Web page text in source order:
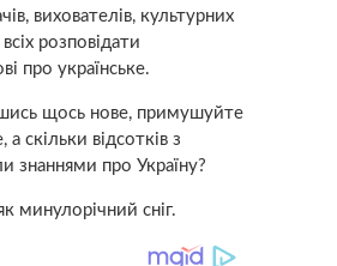
вихователів, культурних
розповідати
про українське.
щось нове, примушуйте
скільки відсотків з
знаннями про Україну?
минулорічний сніг.